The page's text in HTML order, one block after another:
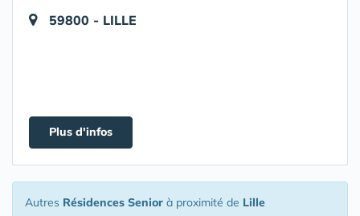
59800 - LILLE
Plus d'infos
Autres Résidences Senior à proximité de Lille